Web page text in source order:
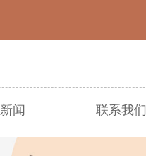
新闻 联系我们